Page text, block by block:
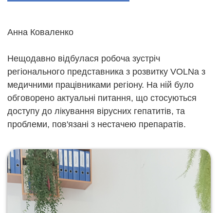
Анна Коваленко
Нещодавно відбулася робоча зустріч
регіонального представника з розвитку VOLNa з
медичними працівниками регіону. На ній було
обговорено актуальні питання, що стосуються
доступу до лікування вірусних гепатитів, та
проблеми, пов'язані з нестачею препаратів.